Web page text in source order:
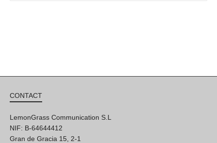
CONTACT
LemonGrass Communication S.L
NIF: B-64644412
Gran de Gracia 15, 2-1